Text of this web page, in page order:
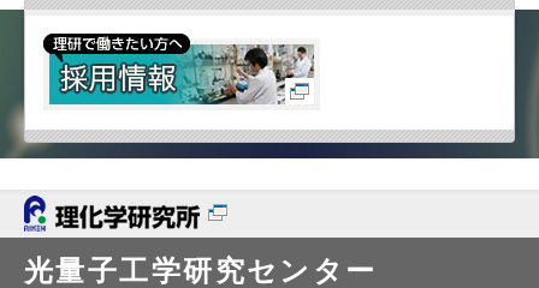
光量子工学研究センター